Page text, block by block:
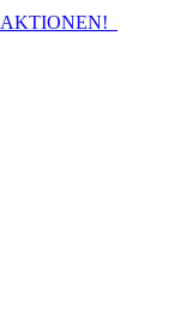
AKTIONEN!